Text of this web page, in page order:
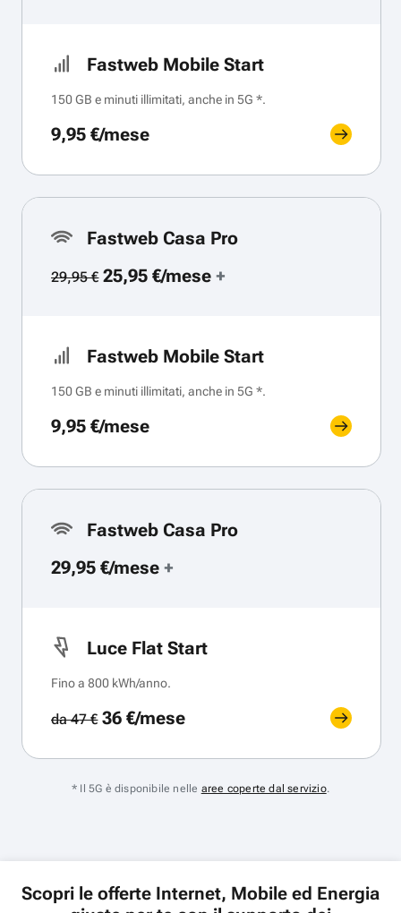
Fastweb Mobile Start
150 GB e minuti illimitati, anche in 5G *.
9,95 €/mese
Fastweb Casa Pro
29,95 €25,95 €/mese+
Fastweb Mobile Start
150 GB e minuti illimitati, anche in 5G *.
9,95 €/mese
Fastweb Casa Pro
29,95 €/mese +
Luce Flat Start
Fino a 800 kWh/anno.
da 47 €36 €/mese
* Il 5G è disponibile nelle aree coperte dal servizio.
Scopri le offerte Internet, Mobile ed Energia